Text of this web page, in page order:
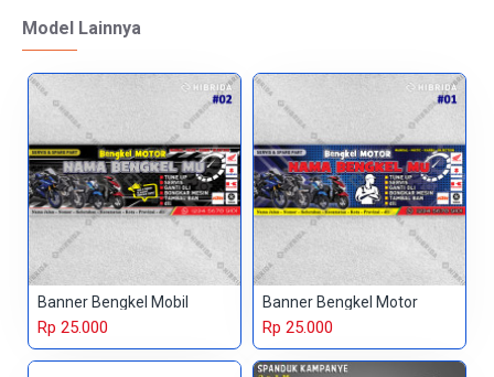
Model Lainnya
Banner Bengkel Mobil
Rp 25.000
Banner Bengkel Motor
Rp 25.000